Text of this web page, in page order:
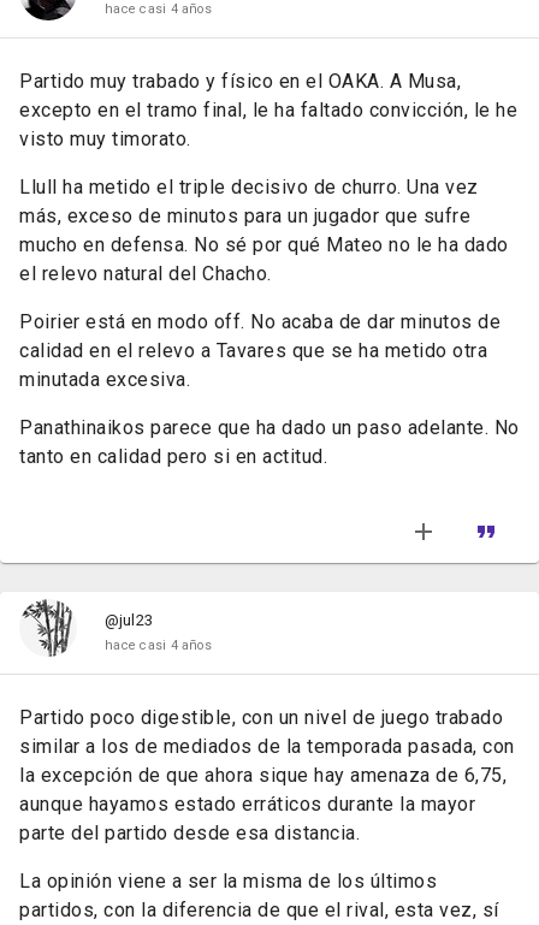
hace casi 4 años
Partido muy trabado y físico en el OAKA. A Musa,
excepto en el tramo final, le ha faltado convicción, le he
visto muy timorato.
Llull ha metido el triple decisivo de churro. Una vez
más, exceso de minutos para un jugador que sufre
mucho en defensa. No sé por qué Mateo no le ha dado
el relevo natural del Chacho.
Poirier está en modo off. No acaba de dar minutos de
calidad en el relevo a Tavares que se ha metido otra
minutada excesiva.
Panathinaikos parece que ha dado un paso adelante. No
tanto en calidad pero si en actitud.
@jul23
hace casi 4 años
Partido poco digestible, con un nivel de juego trabado
similar a los de mediados de la temporada pasada, con
la excepción de que ahora sique hay amenaza de 6,75,
aunque hayamos estado erráticos durante la mayor
parte del partido desde esa distancia.
La opinión viene a ser la misma de los últimos
partidos, con la diferencia de que el rival, esta vez, sí